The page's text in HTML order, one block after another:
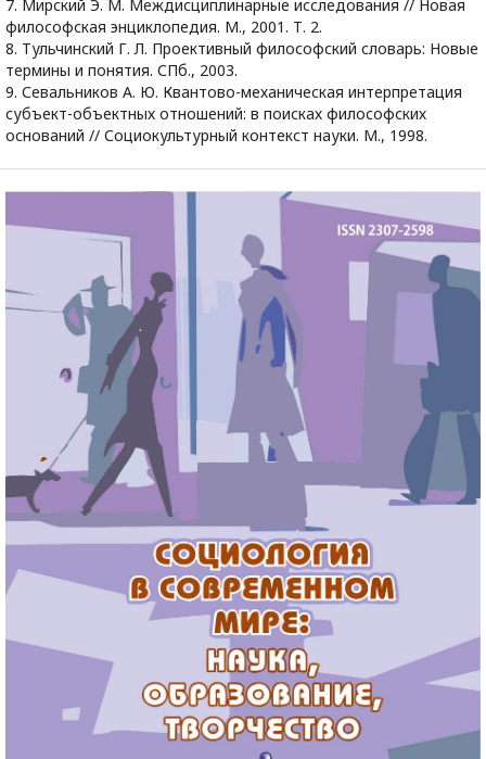
7. Мирский Э. М. Междисциплинарные исследования // Новая
философская энциклопедия. М., 2001. Т. 2.
8. Тульчинский Г. Л. Проективный философский словарь: Новые
термины и понятия. СПб., 2003.
9. Севальников А. Ю. Квантово-механическая интерпретация
субъект-объектных отношений: в поисках философских
оснований // Социокультурный контекст науки. М., 1998.